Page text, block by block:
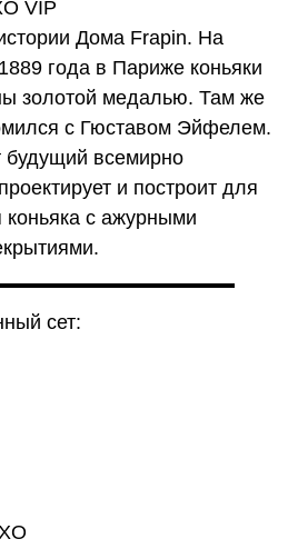
VIP
Дома Frapin. На
года в Париже коньяки
золотой медалью. Там же
с Гюставом Эйфелем.
будущий всемирно
и построит для
с ажурными
сет: